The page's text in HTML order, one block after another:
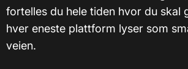
fortelles du hele tiden hvor du skal
hver eneste plattform lyser som
veien.